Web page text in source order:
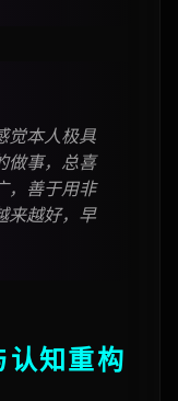
觉本人极具
做事，总喜
，善于用非
来越好，早
认知重构